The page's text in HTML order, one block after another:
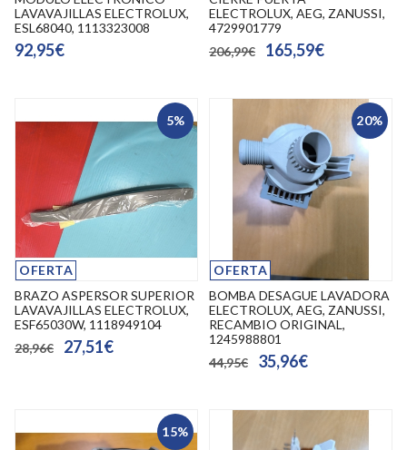
LAVAVAJILLAS ELECTROLUX,
ESL68040, 1113323008
92,95€
ELECTROLUX, AEG, ZANUSSI,
4729901779
206,99€
165,59€
5%
OFERTA
BRAZO ASPERSOR SUPERIOR
LAVAVAJILLAS ELECTROLUX,
ESF65030W, 1118949104
28,96€
27,51€
20%
OFERTA
BOMBA DESAGUE LAVADORA
ELECTROLUX, AEG, ZANUSSI,
RECAMBIO ORIGINAL,
1245988801
44,95€
35,96€
15%